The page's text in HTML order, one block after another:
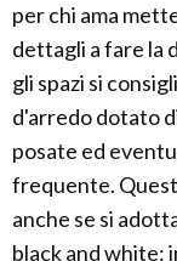
per chi ama
dettagli a fare la
gli spazi si
d'arredo dotato
posate ed
frequente.
anche se si
black and white: